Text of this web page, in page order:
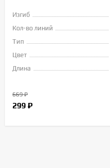
Изгиб
Кол-во линий
Тип
Цвет
Длина
669₽
299 ₽